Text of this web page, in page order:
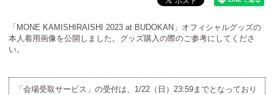
「MONE KAMISHIRAISHI 2023 at BUDOKAN」オフィシャルグッズの
本人着用画像を公開しました。グッズ購入の際のご参考にしてくださ
い。
「会場受取サービス」の受付は、1/22（日）23:59までとなっており